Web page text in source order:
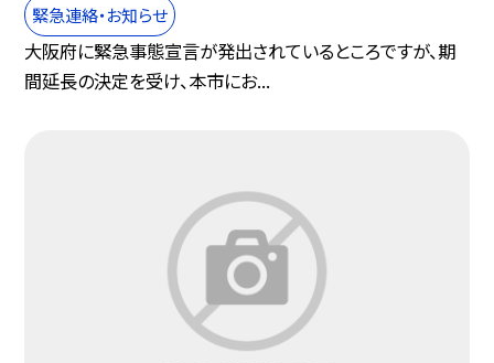
緊急連絡・お知らせ
大阪府に緊急事態宣言が発出されているところですが、期
間延長の決定を受け、本市にお...